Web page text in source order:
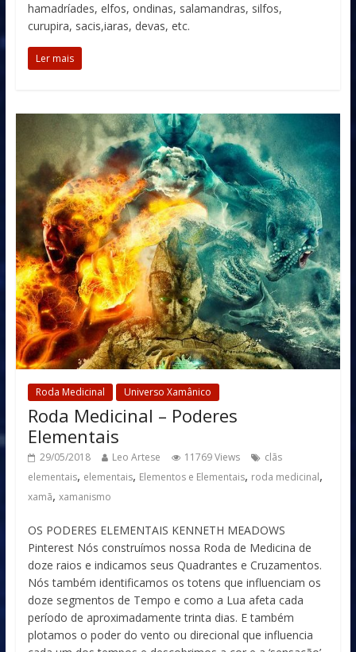
hamadríades, elfos, ondinas, salamandras, silfos,
curupira, sacis,iaras, devas, etc.
Ler mais
Roda Medicinal Universo Xamânico
Roda Medicinal – Poderes
Elementais
29/05/2018 Leo Artese 11769 Views
clãs
elementais, elementais, Elementos e Elementais, roda medicinal,
xamã, xamanismo
OS PODERES ELEMENTAIS KENNETH MEADOWS
Pinterest Nós construímos nossa Roda de Medicina de
doze raios e indicamos seus Quadrantes e Cruzamentos.
Nós também identificamos os totens que influenciam os
doze segmentos de Tempo e como a Lua afeta cada
período de aproximadamente trinta dias. E também
plotamos o poder do vento ou direcional que influencia